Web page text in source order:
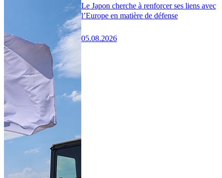
Le Japon cherche à renforcer ses liens avec
l’Europe en matière de défense
05.08.2026